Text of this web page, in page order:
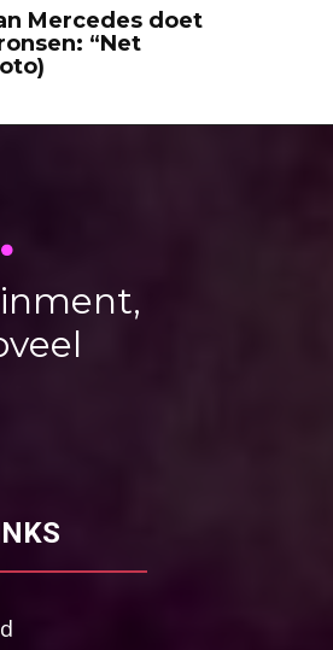
Mercedes doet
“Net